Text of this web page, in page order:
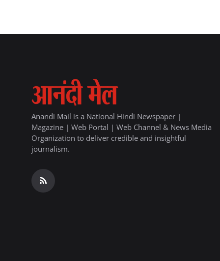
Anandi Mail is a National Hindi Newspaper |
Magazine | Web Portal | Web Channel & News Media
Organization to deliver credible and insightful
journalism.